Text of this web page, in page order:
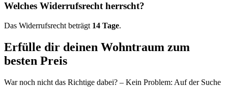
Welches Widerrufsrecht herrscht?
Das Widerrufsrecht beträgt 14 Tage.
Erfülle dir deinen Wohntraum zum
besten Preis
War noch nicht das Richtige dabei? – Kein Problem: Auf der Suche